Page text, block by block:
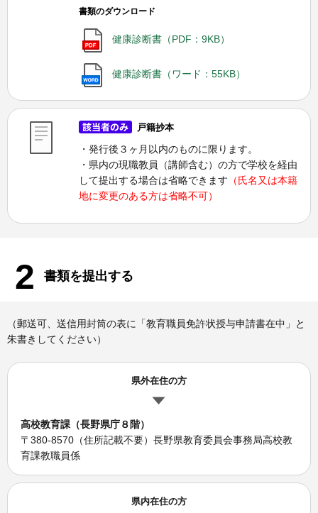
書類のダウンロード
健康診断書（PDF：9KB）
健康診断書（ワード：55KB）
戸籍抄本
・発行後３ヶ月以内のものに限ります。
・県内の現職教員（講師含む）の方で学校を経由
して提出する場合は省略できます （氏名又は本籍
地に変更のある方は省略不可）
2 書類を提出する
（郵送可、送信用封筒の表に「教育職員免許状授与申請書在中」と
朱書きしてください）
県外在住の方
高校教育課（長野県庁８階）
〒380-8570（住所記載不要）長野県教育委員会事務局高校教
育課教職員係
県内在住の方